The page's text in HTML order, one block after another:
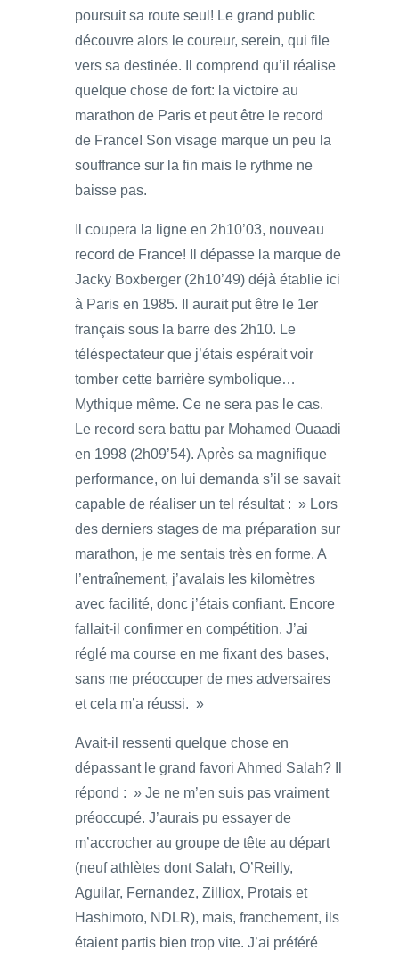
poursuit sa route seul! Le grand public
découvre alors le coureur, serein, qui file
vers sa destinée. Il comprend qu’il réalise
quelque chose de fort: la victoire au
marathon de Paris et peut être le record
de France! Son visage marque un peu la
souffrance sur la fin mais le rythme ne
baisse pas.
Il coupera la ligne en 2h10’03, nouveau
record de France! Il dépasse la marque de
Jacky Boxberger (2h10’49) déjà établie ici
à Paris en 1985. Il aurait put être le 1er
français sous la barre des 2h10. Le
téléspectateur que j’étais espérait voir
tomber cette barrière symbolique…
Mythique même. Ce ne sera pas le cas.
Le record sera battu par Mohamed Ouaadi
en 1998 (2h09’54). Après sa magnifique
performance, on lui demanda s’il se savait
capable de réaliser un tel résultat : » Lors
des derniers stages de ma préparation sur
marathon, je me sentais très en forme. A
l’entraînement, j’avalais les kilomètres
avec facilité, donc j’étais confiant. Encore
fallait-il confirmer en compétition. J’ai
réglé ma course en me fixant des bases,
sans me préoccuper de mes adversaires
et cela m’a réussi. »
Avait-il ressenti quelque chose en
dépassant le grand favori Ahmed Salah? Il
répond : » Je ne m’en suis pas vraiment
préoccupé. J’aurais pu essayer de
m’accrocher au groupe de tête au départ
(neuf athlètes dont Salah, O’Reilly,
Aguilar, Fernandez, Zilliox, Protais et
Hashimoto, NDLR), mais, franchement, ils
étaient partis bien trop vite. J’ai préféré